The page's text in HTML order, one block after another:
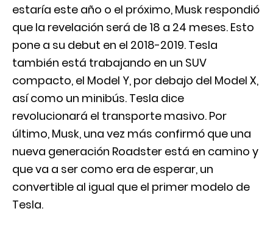
estaría este año o el próximo, Musk respondió
que la revelación será de 18 a 24 meses. Esto
pone a su debut en el 2018-2019. Tesla
también está trabajando en un SUV
compacto, el Model Y, por debajo del Model X,
así como un minibús. Tesla dice
revolucionará el transporte masivo. Por
último, Musk, una vez más confirmó que una
nueva generación Roadster está en camino y
que va a ser como era de esperar, un
convertible al igual que el primer modelo de
Tesla.